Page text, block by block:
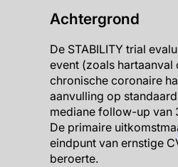
Achtergrond
De STABILITY trial
event (zoals
chronische coronaire
aanvulling op
mediane follow-up van
De primaire
eindpunt van ernstige
beroerte.